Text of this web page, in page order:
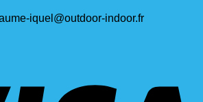
iquel@outdoor-indoor.fr